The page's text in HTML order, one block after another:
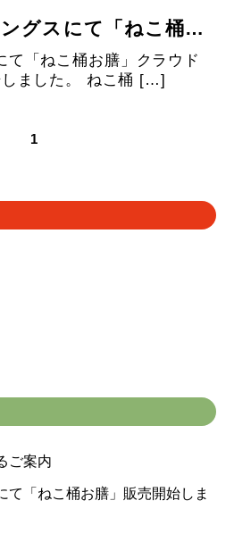
クリーマスプリングスにて「ねこ桶お膳」販売開始しました
て「ねこ桶お膳」クラウド
ました。 ねこ桶 […]
1
ご案内
て「ねこ桶お膳」販売開始しま